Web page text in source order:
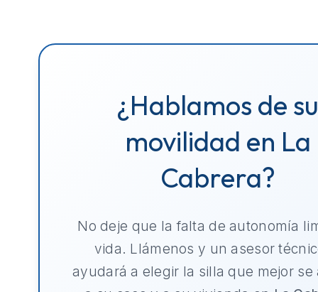
¿Hablamos de su
movilidad en La
Cabrera?
No deje que la falta de autonomía
vida. Llámenos y un asesor
ayudará a elegir la silla que mejor se